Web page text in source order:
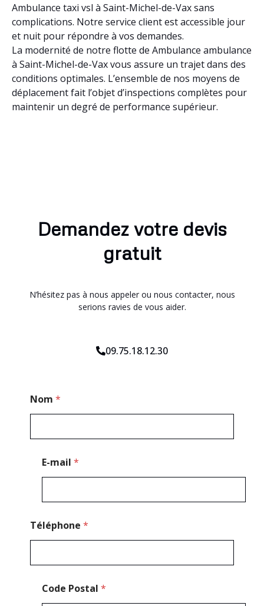
Ambulance taxi vsl à Saint-Michel-de-Vax sans
complications. Notre service client est accessible jour
et nuit pour répondre à vos demandes.
La modernité de notre flotte de Ambulance ambulance
à Saint-Michel-de-Vax vous assure un trajet dans des
conditions optimales. L’ensemble de nos moyens de
déplacement fait l’objet d’inspections complètes pour
maintenir un degré de performance supérieur.
Demandez votre devis
gratuit
N’hésitez pas à nous appeler ou nous contacter, nous
serions ravies de vous aider.
09.75.18.12.30
Nom *
E-mail *
Téléphone *
Code Postal *